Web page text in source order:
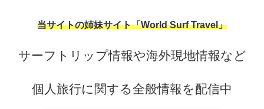
当サイトの姉妹サイト「World Surf Travel」
サーフトリップ情報や海外現地情報など
個人旅行に関する全般情報を配信中